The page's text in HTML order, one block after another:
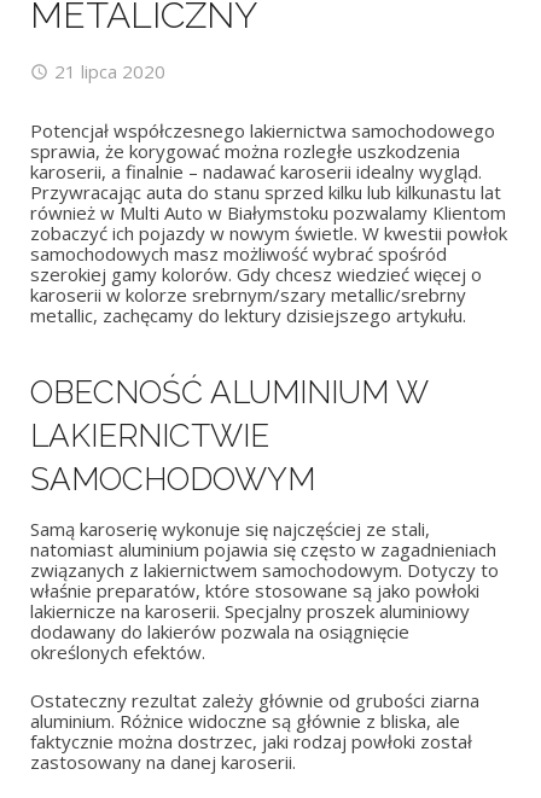
METALICZNY
21 lipca 2020
Potencjał współczesnego lakiernictwa samochodowego
sprawia, że korygować można rozległe uszkodzenia
karoserii, a finalnie – nadawać karoserii idealny wygląd.
Przywracając auta do stanu sprzed kilku lub kilkunastu lat
również w Multi Auto w Białymstoku pozwalamy Klientom
zobaczyć ich pojazdy w nowym świetle. W kwestii powłok
samochodowych masz możliwość wybrać spośród
szerokiej gamy kolorów. Gdy chcesz wiedzieć więcej o
karoserii w kolorze srebrnym/szary metallic/srebrny
metallic, zachęcamy do lektury dzisiejszego artykułu.
OBECNOŚĆ ALUMINIUM W
LAKIERNICTWIE
SAMOCHODOWYM
Samą karoserię wykonuje się najczęściej ze stali,
natomiast aluminium pojawia się często w zagadnieniach
związanych z lakiernictwem samochodowym. Dotyczy to
właśnie preparatów, które stosowane są jako powłoki
lakiernicze na karoserii. Specjalny proszek aluminiowy
dodawany do lakierów pozwala na osiągnięcie
określonych efektów.
Ostateczny rezultat zależy głównie od grubości ziarna
aluminium. Różnice widoczne są głównie z bliska, ale
faktycznie można dostrzec, jaki rodzaj powłoki został
zastosowany na danej karoserii.